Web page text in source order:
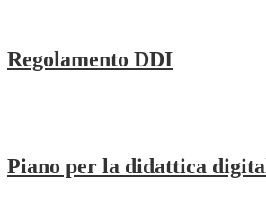
Regolamento DDI
Piano per la didattica